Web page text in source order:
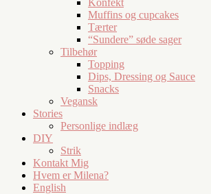
Muffins og cupcakes
Tærter
“Sundere” søde sager
Tilbehør
Topping
Dips, Dressing og Sauce
Snacks
Vegansk
Stories
Personlige indlæg
DIY
Strik
Kontakt Mig
Hvem er Milena?
English